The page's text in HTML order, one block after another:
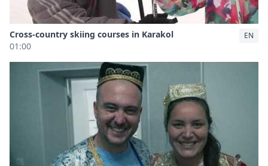
Cross-country skiing courses in Karakol
01:00
EN